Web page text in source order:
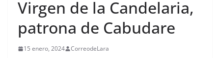
Virgen de la Candelaria,
patrona de Cabudare
15 enero, 2024 CorreodeLara